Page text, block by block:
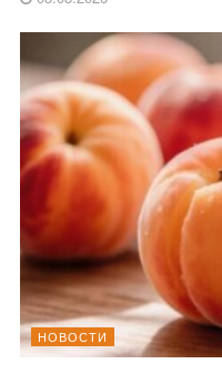
НОВОСТИ